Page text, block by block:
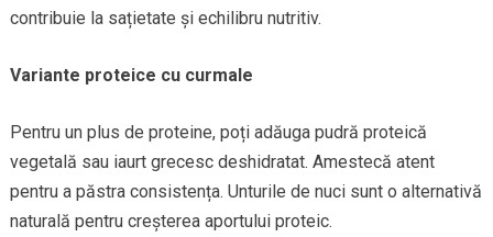
contribuie la sațietate și echilibru nutritiv.
Variante proteice cu curmale
Pentru un plus de proteine, poți adăuga pudră proteică
vegetală sau iaurt grecesc deshidratat. Amestecă atent
pentru a păstra consistența. Unturile de nuci sunt o alternativă
naturală pentru creșterea aportului proteic.